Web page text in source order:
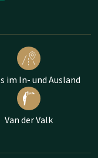
im In- und Ausland
Van der Valk